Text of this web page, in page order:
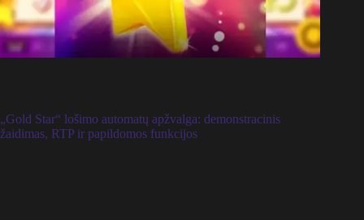
„Gold Star“ lošimo automatų apžvalga: demonstracinis
žaidimas, RTP ir papildomos funkcijos